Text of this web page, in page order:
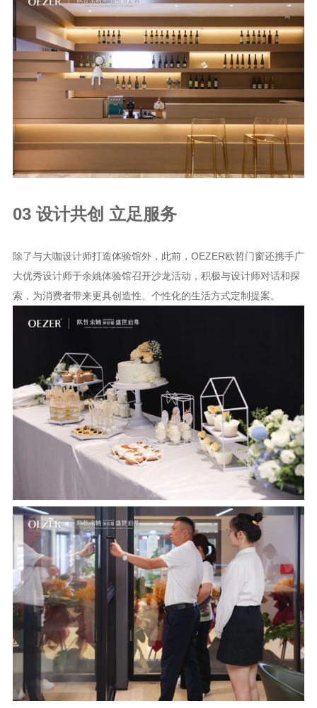
03 设计共创 立足服务
除了与大咖设计师打造体验馆外，此前，OEZER欧哲门窗还携手广
大优秀设计师于余姚体验馆召开沙龙活动，积极与设计师对话和探
索，为消费者带来更具创造性、个性化的生活方式定制提案。